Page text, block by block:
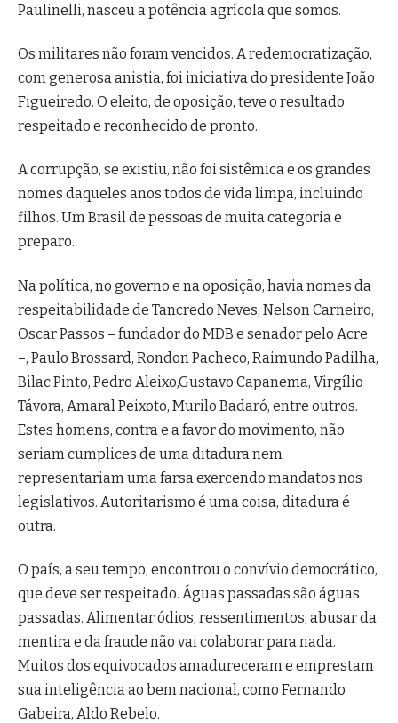
Paulinelli, nasceu a potência agrícola que somos.
Os militares não foram vencidos. A redemocratização,
com generosa anistia, foi iniciativa do presidente João
Figueiredo. O eleito, de oposição, teve o resultado
respeitado e reconhecido de pronto.
A corrupção, se existiu, não foi sistêmica e os grandes
nomes daqueles anos todos de vida limpa, incluindo
filhos. Um Brasil de pessoas de muita categoria e
preparo.
Na política, no governo e na oposição, havia nomes da
respeitabilidade de Tancredo Neves, Nelson Carneiro,
Oscar Passos – fundador do MDB e senador pelo Acre
–, Paulo Brossard, Rondon Pacheco, Raimundo Padilha,
Bilac Pinto, Pedro Aleixo,Gustavo Capanema, Virgílio
Távora, Amaral Peixoto, Murilo Badaró, entre outros.
Estes homens, contra e a favor do movimento, não
seriam cumplices de uma ditadura nem
representariam uma farsa exercendo mandatos nos
legislativos. Autoritarismo é uma coisa, ditadura é
outra.
O país, a seu tempo, encontrou o convívio democrático,
que deve ser respeitado. Águas passadas são águas
passadas. Alimentar ódios, ressentimentos, abusar da
mentira e da fraude não vai colaborar para nada.
Muitos dos equivocados amadureceram e emprestam
sua inteligência ao bem nacional, como Fernando
Gabeira, Aldo Rebelo.